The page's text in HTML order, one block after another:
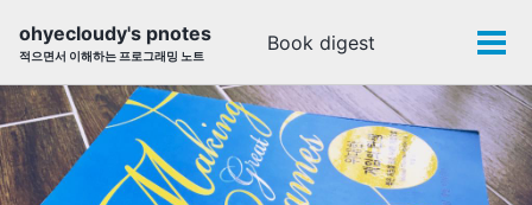
navigation
ohyecloudy's pnotes
적으면서 이해하는 프로그래밍 노트
Book digest
Toggle